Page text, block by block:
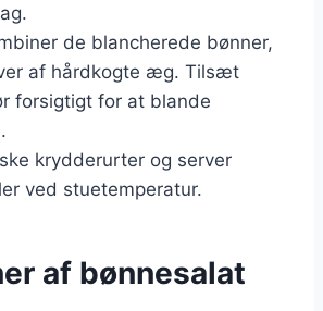
de blancherede bønner,
af hårdkogte æg. Tilsæt
forsigtigt for at blande
krydderurter og server
ved stuetemperatur.
af bønnesalat